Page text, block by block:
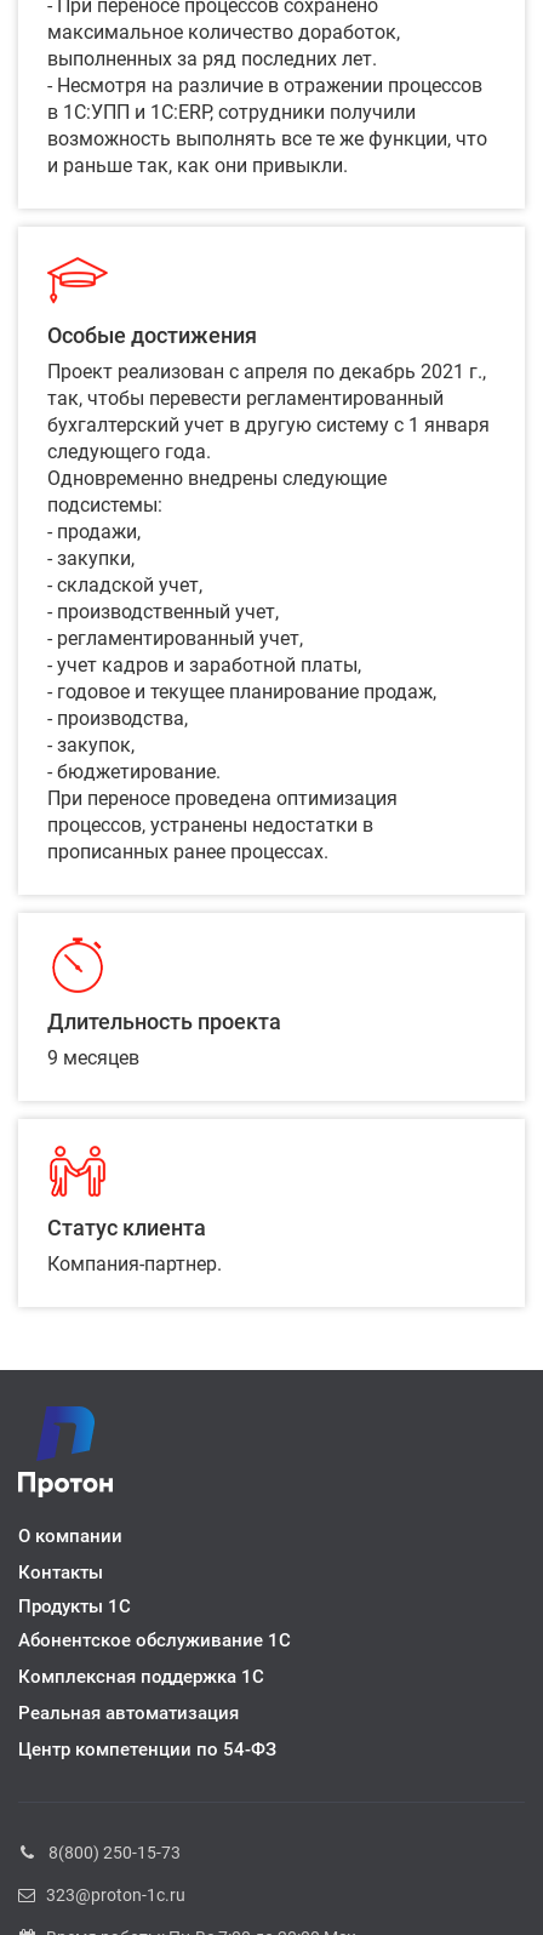
- При переносе процессов сохранено
максимальное количество доработок,
выполненных за ряд последних лет.
- Несмотря на различие в отражении процессов
в 1С:УПП и 1С:ERP, сотрудники получили
возможность выполнять все те же функции, что
и раньше так, как они привыкли.
Особые достижения
Проект реализован с апреля по декабрь 2021 г.,
так, чтобы перевести регламентированный
бухгалтерский учет в другую систему с 1 января
следующего года.
Одновременно внедрены следующие
подсистемы:
- продажи,
- закупки,
- складской учет,
- производственный учет,
- регламентированный учет,
- учет кадров и заработной платы,
- годовое и текущее планирование продаж,
- производства,
- закупок,
- бюджетирование.
При переносе проведена оптимизация
процессов, устранены недостатки в
прописанных ранее процессах.
Длительность проекта
9 месяцев
Статус клиента
Компания-партнер.
О компании
Контакты
Продукты 1С
Абонентское обслуживание 1С
Комплексная поддержка 1C
Реальная автоматизация
Центр компетенции по 54-ФЗ
8(800) 250-15-73
323@proton-1c.ru